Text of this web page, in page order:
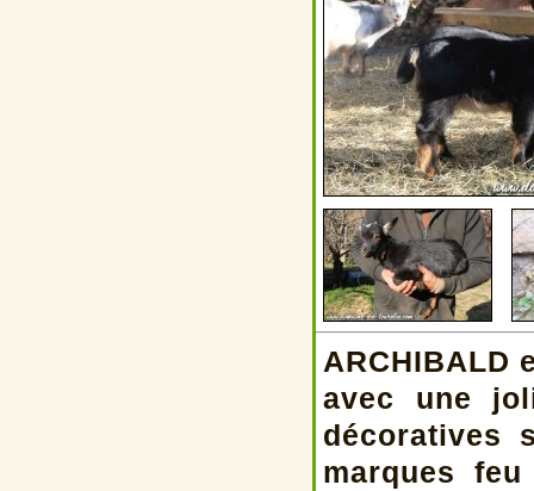
ARCHIBALD
avec une
décoratives
marques